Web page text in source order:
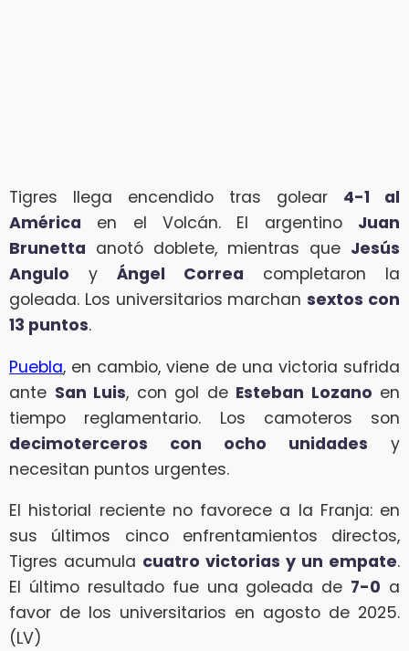
Tigres llega encendido tras golear 4-1 al
América en el Volcán. El argentino Juan
Brunetta anotó doblete, mientras que Jesús
Angulo y Ángel Correa completaron la
goleada. Los universitarios marchansextos con
13 puntos.
Puebla, en cambio, viene de una victoria sufrida
ante San Luis, con gol de Esteban Lozano en
tiempo reglamentario. Los camoteros son
decimoterceros con ocho unidades y
necesitan puntos urgentes.
El historial reciente no favorece a la Franja: en
sus últimos cinco enfrentamientos directos,
Tigres acumula cuatro victorias y un empate.
El último resultado fue una goleada de 7-0 a
favor de los universitarios en agosto de 2025.
(LV)